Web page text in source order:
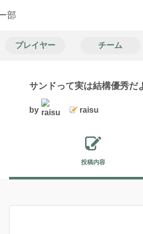
プレイヤー チーム
サンドって実は結構優秀だ
by raisu
投稿内容